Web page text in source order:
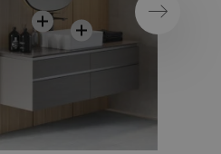
Ďalej